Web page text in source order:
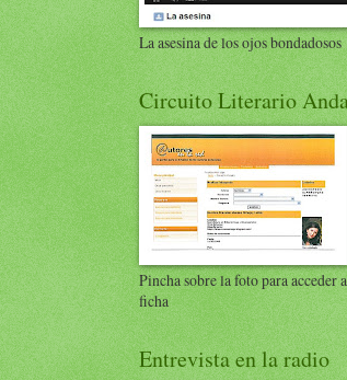
La asesina de los ojos bondadosos
Circuito Literario
Pincha sobre la foto para acceder
ficha
Entrevista en la radio